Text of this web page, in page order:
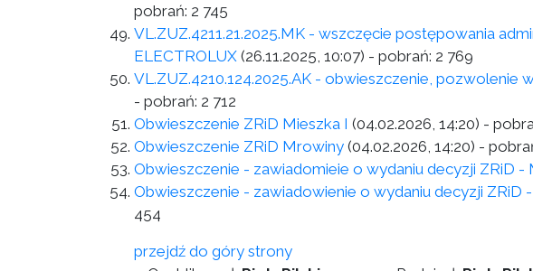
pobrań: 2 745
VL.ZUZ.4211.21.2025.MK - wszczęcie postępowania
ELECTROLUX (26.11.2025, 10:07) - pobrań: 2 769
VL.ZUZ.4210.124.2025.AK - obwieszczenie, pozwolenie
- pobrań: 2 712
Obwieszczenie ZRiD Mieszka I (04.02.2026, 14:20) -
Obwieszczenie ZRiD Mrowiny (04.02.2026, 14:20) -
Obwieszczenie - zawiadomieie o wydaniu decyzji ZRiD -
Obwieszczenie - zawiadowienie o wydaniu decyzji ZRiD
454
przejdź do góry strony